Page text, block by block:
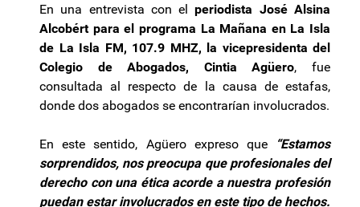
En una entrevista con elperiodista José Alsina
Alcobért para el programa La Mañana en La Isla
de La Isla FM, 107.9 MHZ, la vicepresidenta del
Colegio de Abogados, Cintia Agüero, fue
consultada al respecto de la causa de estafas,
donde dos abogados se encontrarían involucrados.
En este sentido, Agüero expreso que
“Estamos
sorprendidos, nos preocupa que profesionales del
derecho con una ética acorde a nuestra profesión
puedan estar involucrados en este tipo de hechos.